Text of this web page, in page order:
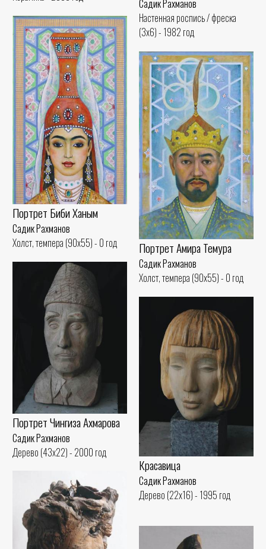
Садик Рахманов
Настенная роспись / фреска
(3x6) - 1982 год
Портрет Биби Ханым
Садик Рахманов
Холст, темпера (90x55) - 0 год
Портрет Амира Темура
Садик Рахманов
Холст, темпера (90x55) - 0 год
Портрет Чингиза Ахмарова
Садик Рахманов
Дерево (43x22) - 2000 год
Красавица
Садик Рахманов
Дерево (22x16) - 1995 год